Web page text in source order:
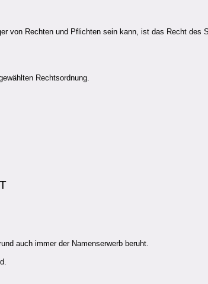
von Rechten und Pflichten sein kann, ist das Recht des
Rechtsordnung.
auch immer der Namenserwerb beruht.